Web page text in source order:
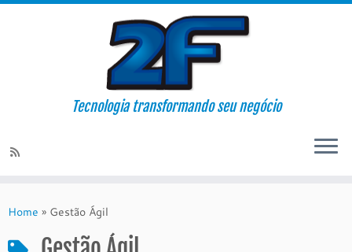
Tecnologia transformando seu negócio
Home » Gestão Ágil